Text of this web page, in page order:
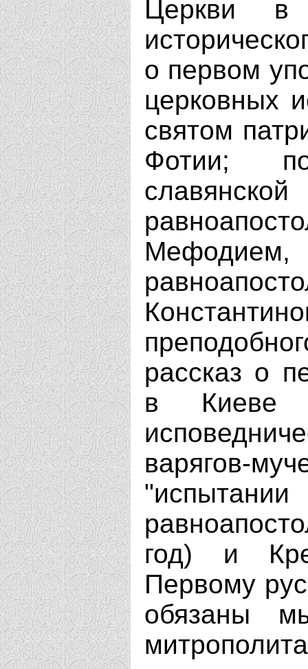
Церкви в
о первом
церковных
святом
Фотии;
рассказ о
в Киеве
варягов-
год) и
Первому
обязаны